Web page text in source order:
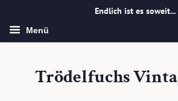
Endlich ist es soweit...
Menü
Trödelfuchs